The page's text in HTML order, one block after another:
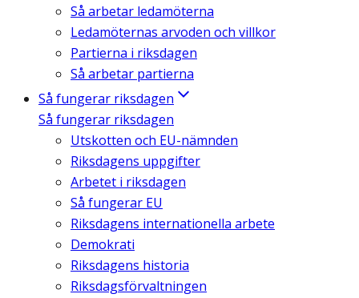
Så arbetar ledamöterna
Ledamöternas arvoden och villkor
Partierna i riksdagen
Så arbetar partierna
Så fungerar riksdagen
Så fungerar riksdagen
Utskotten och EU-nämnden
Riksdagens uppgifter
Arbetet i riksdagen
Så fungerar EU
Riksdagens internationella arbete
Demokrati
Riksdagens historia
Riksdagsförvaltningen